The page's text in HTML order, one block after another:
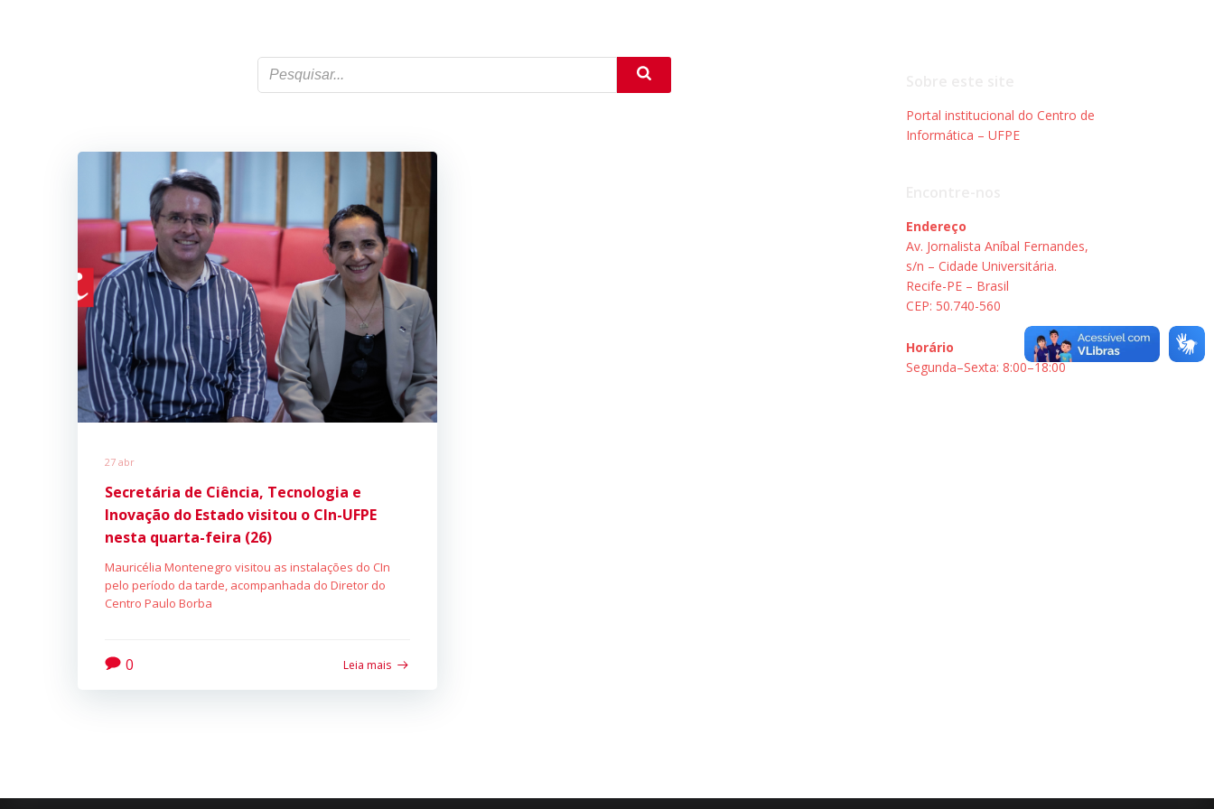
27 abr
Secretária de Ciência, Tecnologia e
Inovação do Estado visitou o CIn-UFPE
nesta quarta-feira (26)
Mauricélia Montenegro visitou as instalações do CIn
pelo período da tarde, acompanhada do Diretor do
Centro Paulo Borba
0 Leia mais
Portal institucional do Centro de
Informática – UFPE
Endereço
Av. Jornalista Aníbal Fernandes,
s/n – Cidade Universitária.
Recife-PE – Brasil
CEP: 50.740-560
Horário
Segunda–Sexta: 8:00–18:00